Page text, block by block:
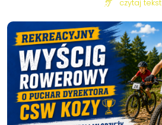
czytaj tekst